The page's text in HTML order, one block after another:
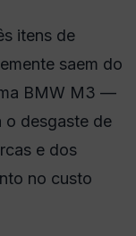
itens de
saem do
BMW M3 —
o desgaste de
e dos
no custo